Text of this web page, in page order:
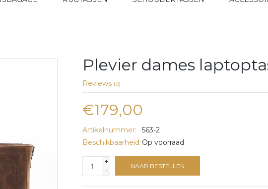
Plevier dames
Reviews (0)
€179,00
Artikelnummer:
563-2
Beschikbaarheid: Op voorraad
+
-
NAAR BESTELLEN